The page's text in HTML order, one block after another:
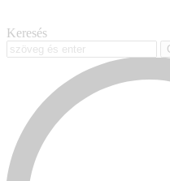
Keresés
Search: